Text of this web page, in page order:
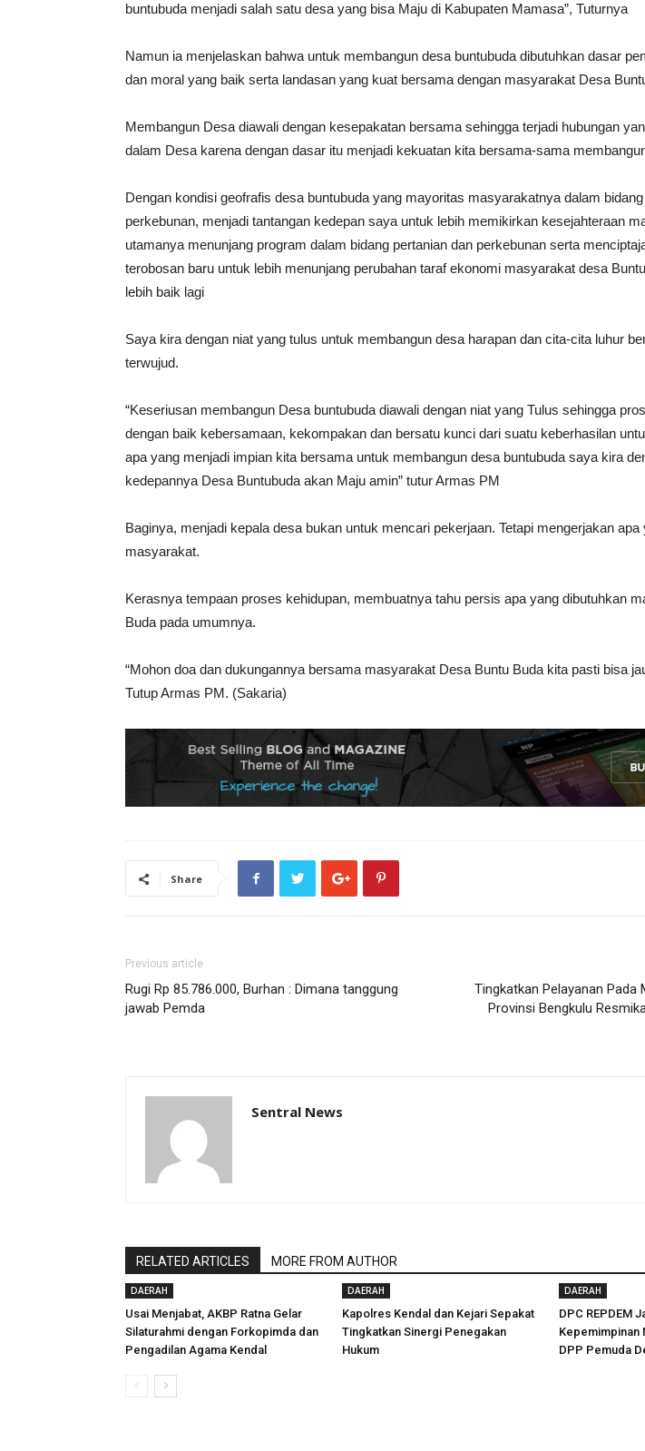
buntubuda menjadi salah satu desa yang bisa Maju di Kabupaten Mamasa”, Tuturnya
Namun ia menjelaskan bahwa untuk membangun desa buntubuda dibutuhkan dasar
dan moral yang baik serta landasan yang kuat bersama dengan masyarakat Desa
Membangun Desa diawali dengan kesepakatan bersama sehingga terjadi hubungan
dalam Desa karena dengan dasar itu menjadi kekuatan kita bersama-sama
Dengan kondisi geofrafis desa buntubuda yang mayoritas masyarakatnya dalam
perkebunan, menjadi tantangan kedepan saya untuk lebih memikirkan kesejahteraan
utamanya menunjang program dalam bidang pertanian dan perkebunan serta
terobosan baru untuk lebih menunjang perubahan taraf ekonomi masyarakat desa
lebih baik lagi
Saya kira dengan niat yang tulus untuk membangun desa harapan dan cita-cita luhur
terwujud.
“Keseriusan membangun Desa buntubuda diawali dengan niat yang Tulus sehingga
dengan baik kebersamaan, kekompakan dan bersatu kunci dari suatu keberhasilan
apa yang menjadi impian kita bersama untuk membangun desa buntubuda saya kira
kedepannya Desa Buntubuda akan Maju amin” tutur Armas PM
Baginya, menjadi kepala desa bukan untuk mencari pekerjaan. Tetapi mengerjakan
masyarakat.
Kerasnya tempaan proses kehidupan, membuatnya tahu persis apa yang dibutuhkan
Buda pada umumnya.
“Mohon doa dan dukungannya bersama masyarakat Desa Buntu Buda kita pasti bisa
Tutup Armas PM. (Sakaria)
Share
Previous article
Rugi Rp 85.786.000, Burhan : Dimana tanggung
jawab Pemda
Tingkatkan Pelayanan Pada
Provinsi Bengkulu
Sentral News
RELATED ARTICLES MORE FROM AUTHOR
DAERAH
Usai Menjabat, AKBP Ratna Gelar
Silaturahmi dengan Forkopimda dan
Pengadilan Agama Kendal
DAERAH
Kapolres Kendal dan Kejari Sepakat
Tingkatkan Sinergi Penegakan
Hukum
DAERAH
DPC REPDEM
Kepemimpinan
DPP Pemuda